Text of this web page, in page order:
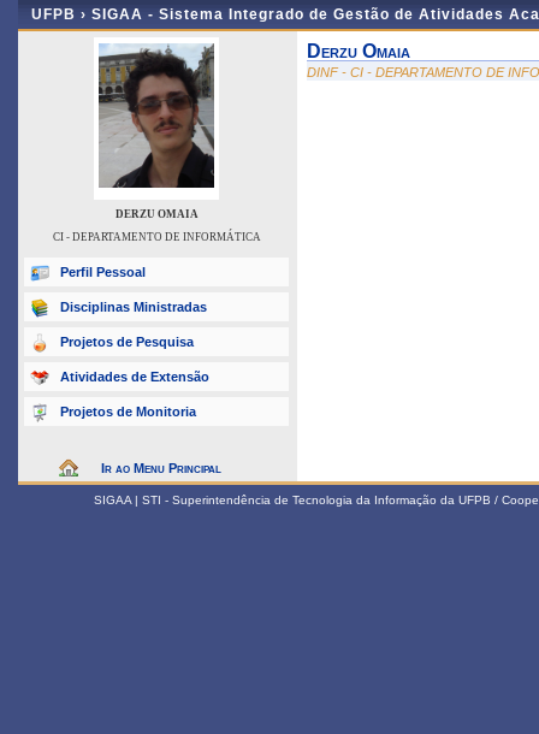
UFPB › SIGAA - Sistema Integrado de Gestão de Atividades
DERZU OMAIA
CI - DEPARTAMENTO DE INFORMÁTICA
Perfil Pessoal
Disciplinas Ministradas
Projetos de Pesquisa
Atividades de Extensão
Projetos de Monitoria
Ir ao Menu Principal
Derzu Omaia
DINF - CI - DEPARTAMENTO DE
SIGAA | STI - Superintendência de Tecnologia da Informação da UFPB /